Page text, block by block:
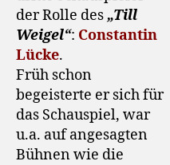
der Rolle des „Till
Weigel“: Constantin
Lücke.
Früh schon
begeisterte er sich für
das Schauspiel, war
u.a. auf angesagten
Bühnen wie die